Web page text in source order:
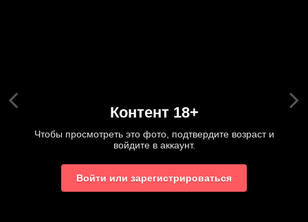
Контент 18+
Чтобы просмотреть это фото, подтвердите возраст и
войдите в аккаунт.
Войти или зарегистрироваться